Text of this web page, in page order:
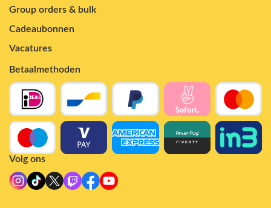
Group orders & bulk
Cadeaubonnen
Vacatures
Betaalmethoden
Volg ons